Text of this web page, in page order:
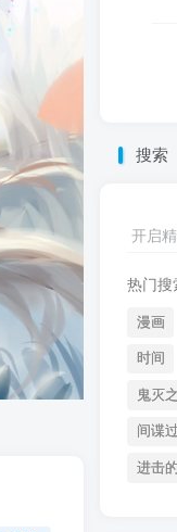
搜索
开启
热门搜
漫画
时间
鬼灭
间谍
进击
这次